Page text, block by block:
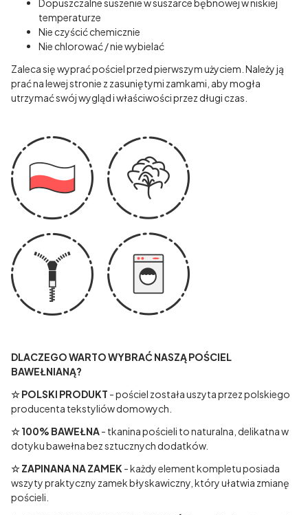
Dopuszczalne suszenie w suszarce bębnowej w niskiej
temperaturze
Nie czyścić chemicznie
Nie chlorować / nie wybielać
Zaleca się wyprać pościel przed pierwszym użyciem. Należy ją
prać na lewej stronie z zasuniętymi zamkami, aby mogła
utrzymać swój wygląd i właściwości przez długi czas.
DLACZEGO WARTO WYBRAĆ NASZĄ POŚCIEL
BAWEŁNIANĄ?
☆ POLSKI PRODUKT - pościel została uszyta przez polskiego
producenta tekstyliów domowych.
☆100% BAWEŁNA- tkanina pościeli to naturalna, delikatna w
dotyku bawełna bez sztucznych dodatków.
☆ZAPINANA NA ZAMEK - każdy element kompletu posiada
wszyty praktyczny zamek błyskawiczny, który ułatwia zmianę
pościeli.